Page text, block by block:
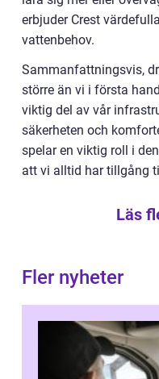
erbjuder Crest
vattenbehov.
Sammanfattningsvis,
större än vi i första
viktig del av vår
säkerheten och
spelar en viktig roll i
att vi alltid har tillgång
Läs
Fler nyheter